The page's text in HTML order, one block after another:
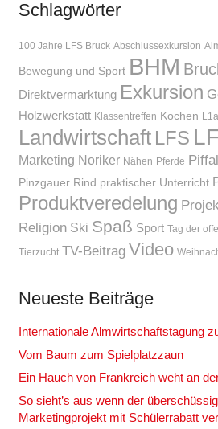
Schlagwörter
100 Jahre LFS Bruck Abschlussexkursion
Bewegung und Sport BHM
Direktvermarktung Exkursion
Holzwerkstatt Klassentreffen Kochen L1a
Landwirtschaft LFS
Marketing Noriker Nähen Pferde
Pinzgauer Rind praktischer Unterricht
Produktveredelung
Religion Ski Spaß Sport Tag der
Tierzucht TV-Beitrag Video
Neueste Beiträge
Internationale Almwirtschaftstagung
Vom Baum zum Spielplatzzaun
Ein Hauch von Frankreich weht an
So sieht’s aus wenn der
Marketingprojekt mit Schülerrabatt